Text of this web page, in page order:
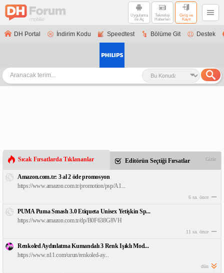
Uygulama
ile Aç
Teknoloji
Haberleri
Giriş ve
Kayıt
DH Portal İndirim Kodu Speedtest Bölüme Git Destek
Sıcak Fırsatlarda Tıklananlar Editörün Seçtiği Fırsatlar Gizle
Amazon.com.tr: 3 al 2 öde promosyon
https://www.amazon.com.tr/promotion/psp/A1...
6 sa. önce
PUMA Puma Smash 3.0 Etiqueta Unisex Yetişkin Sp...
https://www.amazon.com.tr/dp/B0F638G8VH
11 sa. önce
Renkoled Aydınlatma Kumandalı 3 Renk Işıklı Mod...
https://www.n11.com/urun/renkoled-ay...
dün